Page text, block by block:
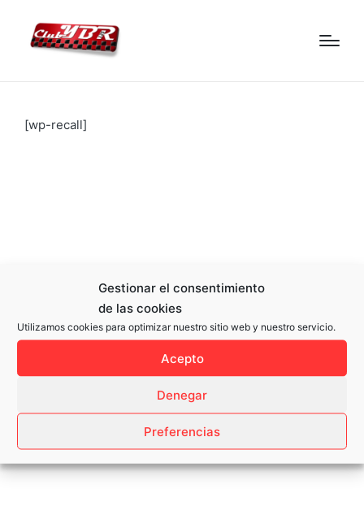
Gestionar el consentimiento
de las cookies
Utilizamos cookies para optimizar nuestro sitio web y nuestro servicio.
Acepto
Denegar
Preferencias
[wp-recall]